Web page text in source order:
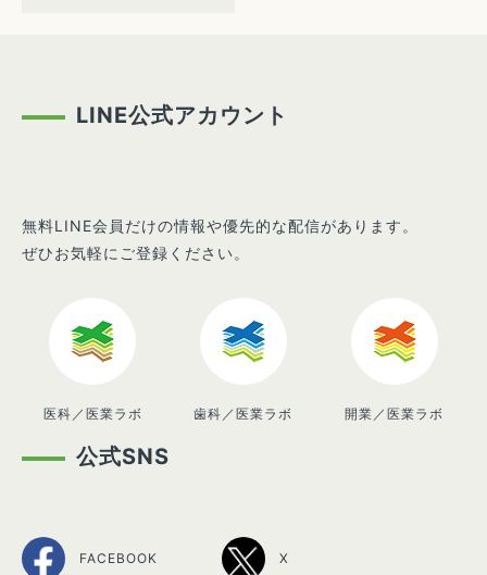
LINE公式アカウント
無料LINE会員だけの情報や優先的な配信があります。
ぜひお気軽にご登録ください。
医科／医業ラボ 歯科／医業ラボ 開業／医業ラボ
公式SNS
FACEBOOK X